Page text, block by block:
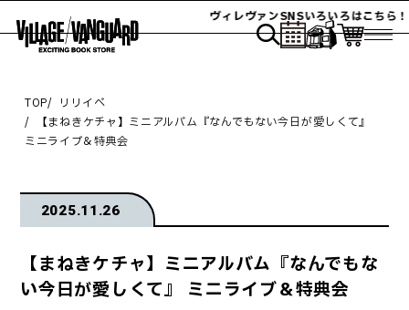
ヴィレヴァンSNSいろいろはこちら！
TOP
リリイベ
【まねきケチャ】ミニアルバム『なんでもない今日が愛しくて』
ミニライブ＆特典会
2025.11.26
【まねきケチャ】ミニアルバム『なんでもな
い今日が愛しくて』 ミニライブ＆特典会